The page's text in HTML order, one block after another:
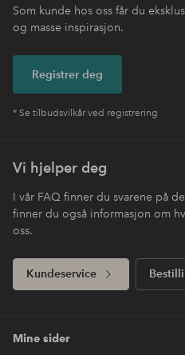
Som kunde hos oss får du
og masse inspirasjon.
Registrer deg
* Se tilbudsvilkår ved registrering
Vi hjelper deg
I vår FAQ finner du svarene på
finner du også informasjon om
oss.
Kundeservice
Mine sider